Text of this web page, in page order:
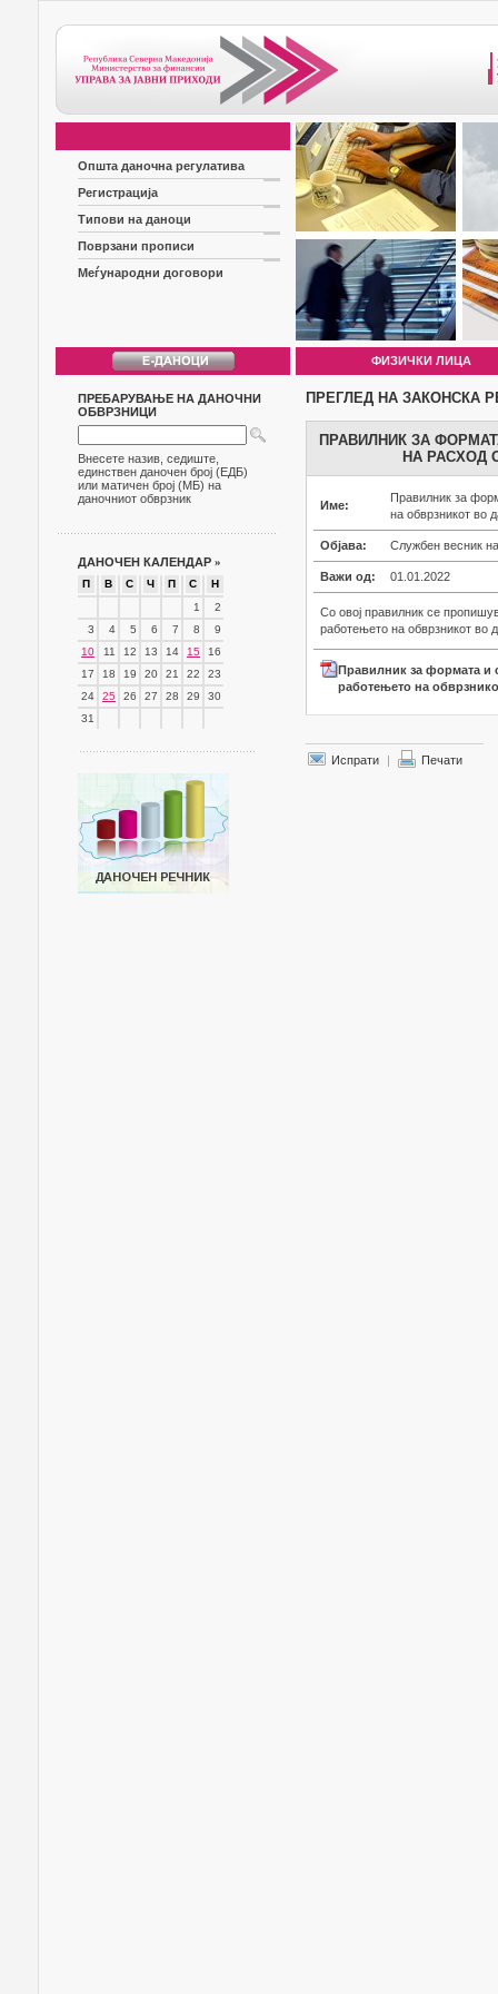
Општа даночна регулатива
Регистрација
Типови на даноци
Поврзани прописи
Меѓународни договори
ФИЗИЧКИ ЛИЦА
ПРЕБАРУВАЊЕ НА ДАНОЧНИ
ОБВРЗНИЦИ
Внесете назив, седиште,
единствен даночен број (ЕДБ)
или матичен број (МБ) на
даночниот обврзник
ДАНОЧЕН КАЛЕНДАР »
П В С Ч П С
Н
1
2
3
4 5 6 7 8
9
10
11 12 13 14 15
16
17
18 19 20 21 22
23
24
25 26 27 28 29
30
31
ПРЕГЛЕД НА ЗАКОНСКА
ПРАВИЛНИК ЗА
НА РАСХОД
Име:
Правилник за
на обврзникот во
Објава: Службен весник
Важи од: 01.01.2022
Со овој правилник се
работењето на обврзникот во
Правилник за формата и
работењето на
Испрати | Печати